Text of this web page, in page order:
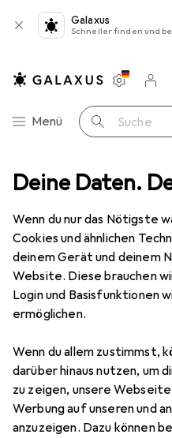
Deine Daten.
Wenn du nur das Nötigste
Cookies und ähnlichen
deinem Gerät und deinem
Website. Diese brauchen
Login und Basisfunktionen
ermöglichen.
Wenn du allem zustimmst,
darüber hinaus nutzen, um
zu zeigen, unsere
Werbung auf unseren und
anzuzeigen. Dazu können
Galaxus
Schneller finden und
Navigation nach Kategorien
Menü Suche
Merklisten
Warenkorb
Dockingstation + USB Hub
2
LenovoThinkPad
USB-C, 1 Port
Bewertungen
Aktuell nicht lieferbar